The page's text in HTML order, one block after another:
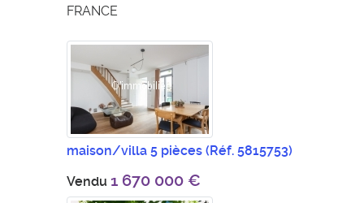
FRANCE
maison/villa 5 pièces (Réf. 5815753)
Vendu 1 670 000 €